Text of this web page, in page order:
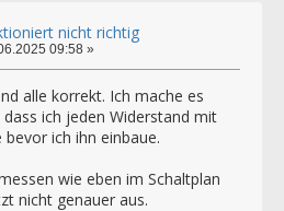
nicht richtig
09:58 »
alle korrekt. Ich mache es
ich jeden Widerstand mit
ich ihn einbaue.
wie eben im Schaltplan
nicht genauer aus.